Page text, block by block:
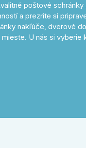
poštové
a prezrite si
nakľúče, dverové
U nás si vyberie